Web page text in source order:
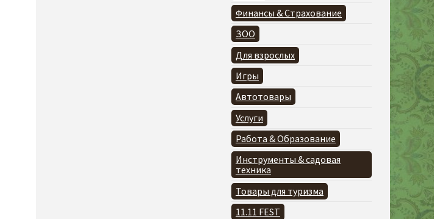
Финансы & Страхование
ЗОО
Для взрослых
Игры
Автотовары
Услуги
Работа & Образование
Инструменты & садовая
техника
Товары для туризма
11.11 FEST